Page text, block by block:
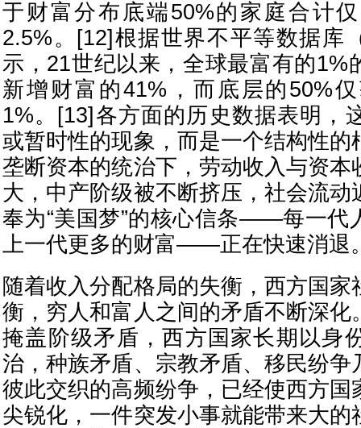
于财富分布底端50%的家庭合计
2.5%。[12]根据世界不平等数据库
示，21世纪以来，全球最富有的1%
新增财富的41%，而底层的50%
1%。[13]各方面的历史数据表明，
或暂时性的现象，而是一个结构性的
垄断资本的统治下，劳动收入与资本
大，中产阶级被不断挤压，社会流动
奉为“美国梦”的核心信条——每一代
上一代更多的财富——正在快速消退
随着收入分配格局的失衡，西方国家
衡，穷人和富人之间的矛盾不断深化
掩盖阶级矛盾，西方国家长期以身
治，种族矛盾、宗教矛盾、移民纷争
彼此交织的高频纷争，已经使西方国
尖锐化，一件突发小事就能带来大的